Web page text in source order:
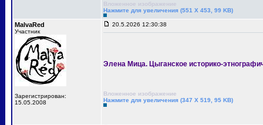
Вложенное изображение
Нажмите для увеличения (551 X 453, 99 KB)
MalvaRed
Участник
Зарегистрирован:
15.05.2008
20.5.2026 12:30:38
Элена Мица. Цыганское историко-
Вложенное изображение
Нажмите для увеличения (347 X 519, 95 KB)